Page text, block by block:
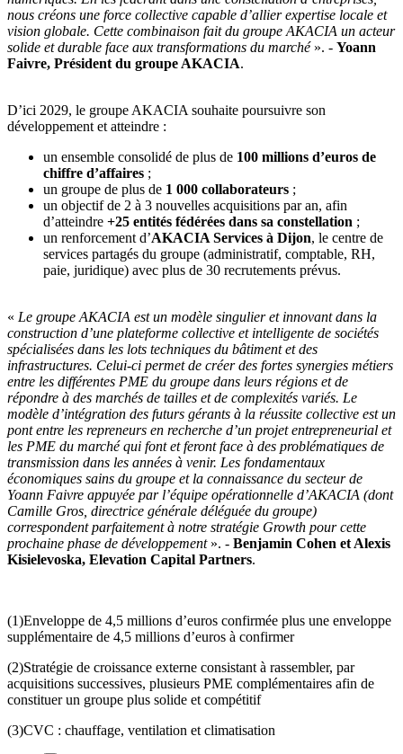
nous créons une force collective capable d’allier expertise locale et
vision globale. Cette combinaison fait du groupe AKACIA un acteur
solide et durable face aux transformations du marché». - Yoann
Faivre, Président du groupe AKACIA.
D’ici 2029, le groupe AKACIA souhaite poursuivre son
développement et atteindre :
un ensemble consolidé de plus de 100 millions d’euros de
chiffre d’affaires ;
un groupe de plus de 1 000 collaborateurs ;
un objectif de 2 à 3 nouvelles acquisitions par an, afin
d’atteindre +25 entités fédérées dans sa constellation ;
un renforcement d’AKACIA Services à Dijon, le centre de
services partagés du groupe (administratif, comptable, RH,
paie, juridique) avec plus de 30 recrutements prévus.
« Le groupe AKACIA est un modèle singulier et innovant dans la
construction d’une plateforme collective et intelligente de sociétés
spécialisées dans les lots techniques du bâtiment et des
infrastructures. Celui-ci permet de créer des fortes synergies métiers
entre les différentes PME du groupe dans leurs régions et de
répondre à des marchés de tailles et de complexités variés. Le
modèle d’intégration des futurs gérants à la réussite collective est un
pont entre les repreneurs en recherche d’un projet entrepreneurial et
les PME du marché qui font et feront face à des problématiques de
transmission dans les années à venir. Les fondamentaux
économiques sains du groupe et la connaissance du secteur de
Yoann Faivre appuyée par l’équipe opérationnelle d’AKACIA (dont
Camille Gros, directrice générale déléguée du groupe)
correspondent parfaitement à notre stratégie Growth pour cette
prochaine phase de développement». - Benjamin Cohen et Alexis
Kisielevoska, Elevation Capital Partners.
(1)Enveloppe de 4,5 millions d’euros confirmée plus une enveloppe
supplémentaire de 4,5 millions d’euros à confirmer
(2)Stratégie de croissance externe consistant à rassembler, par
acquisitions successives, plusieurs PME complémentaires afin de
constituer un groupe plus solide et compétitif
(3)CVC : chauffage, ventilation et climatisation